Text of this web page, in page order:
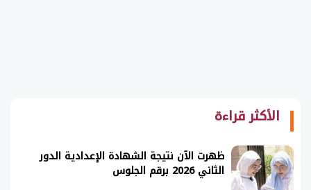
الأكثر قراءة
ظهرت الآن نتيجة الشهادة الإعدادية الدور
الثاني 2026 برقم الجلوس